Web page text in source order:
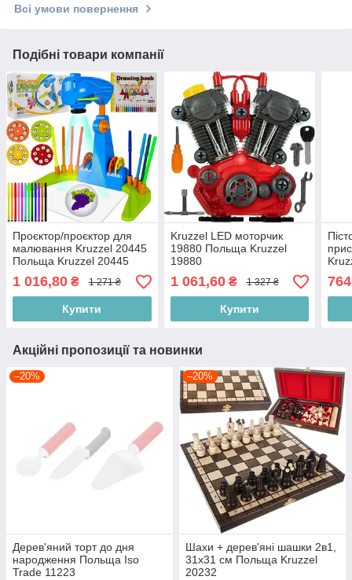
Всі умови повернення
Подібні товари компанії
Проєктор/проєктор для
малювання Kruzzel 20445
Польща Kruzzel 20445
1 016,80 ₴ 1 271 ₴
Купити
Kruzzel LED моторчик
19880 Польща Kruzzel
19880
1 061,60₴ 1 327 ₴
Купити
764
Акційні пропозиції та новинки
–20%
Дерев'яний торт до дня
народження Польща Iso
Trade 11223
–20%
Шахи + дерев'яні шашки 2в1,
31х31 см Польща Kruzzel
20232